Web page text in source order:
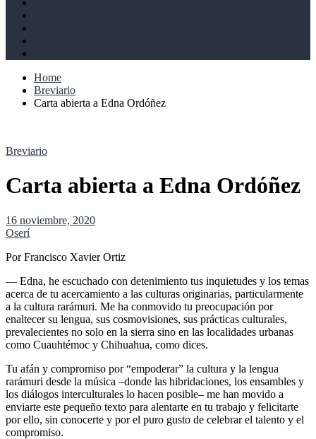
Home
Breviario
Carta abierta a Edna Ordóñez
Breviario
Carta abierta a Edna Ordóñez
16 noviembre, 2020
Oserí
Por Francisco Xavier Ortiz
— Edna, he escuchado con detenimiento tus inquietudes y los temas
acerca de tu acercamiento a las culturas originarias, particularmente
a la cultura rarámuri. Me ha conmovido tu preocupación por
enaltecer su lengua, sus cosmovisiones, sus prácticas culturales,
prevalecientes no solo en la sierra sino en las localidades urbanas
como Cuauhtémoc y Chihuahua, como dices.
Tu afán y compromiso por “empoderar” la cultura y la lengua
rarámuri desde la música –donde las hibridaciones, los ensambles y
los diálogos interculturales lo hacen posible– me han movido a
enviarte este pequeño texto para alentarte en tu trabajo y felicitarte
por ello, sin conocerte y por el puro gusto de celebrar el talento y el
compromiso.